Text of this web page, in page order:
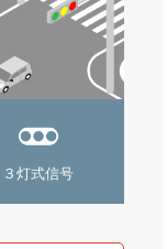
３灯式信号